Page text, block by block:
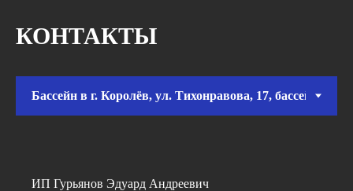
КОНТАКТЫ
ИП Гурьянов Эдуард Андреевич